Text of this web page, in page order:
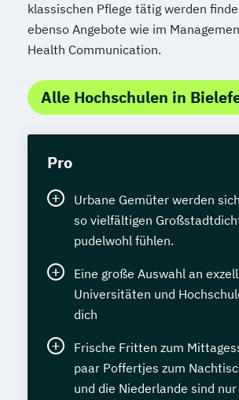
klassischen Pflege tätig werden
ebenso Angebote wie im
Health Communication.
Alle Hochschulen in
Pro
Urbane Gemüter werden
so vielfältigen
pudelwohl fühlen.
Eine große Auswahl an
Universitäten und
dich
Frische Fritten zum
paar Poffertjes zum
und die Niederlande sind